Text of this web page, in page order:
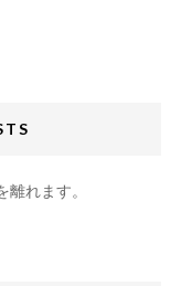
れます。